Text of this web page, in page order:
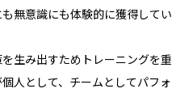
無意識にも体験的に獲得してい
生み出すためトレーニングを重
人として、チームとしてパフォ